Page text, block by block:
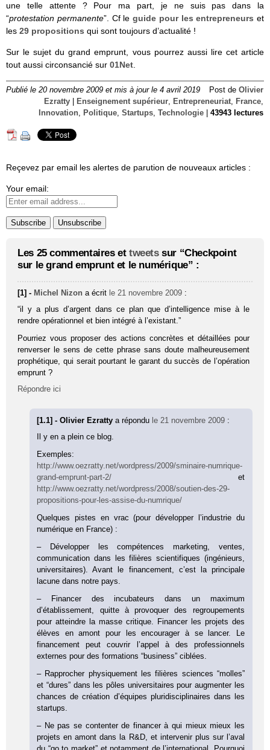
une telle attente ? Pour ma part, je ne suis pas dans la
“protestation permanente”. Cf le guide pour les entrepreneurs et
les 29 propositions qui sont toujours d’actualité !
Sur le sujet du grand emprunt, vous pourrez aussi lire cet article
tout aussi circonsancié sur 01Net.
Publié le 20 novembre 2009 et mis à jour le 4 avril 2019 Post de Olivier
Ezratty
Enseignement supérieur, Entrepreneuriat, France,
Innovation, Politique, Startups, Technologie 43943 lectures
Reçevez par email les alertes de parution de nouveaux articles :
Your email:
Les 25 commentaires et tweetssur “Checkpoint
sur le grand emprunt et le numérique” :
[1] - Michel Nizon a écrit le 21 novembre 2009 :
“il y a plus d’argent dans ce plan que d’intelligence mise à le
rendre opérationnel et bien intégré à l’existant.”
Pourriez vous proposer des actions concrètes et détaillées pour
renverser le sens de cette phrase sans doute malheureusement
prophétique, qui serait pourtant le garant du succès de l’opération
emprunt ?
Répondre ici
[1.1] - Olivier Ezrattya répondu le 21 novembre 2009 :
Il y en a plein ce blog.
Exemples:
http://www.oezratty.net/wordpress/2009/sminaire-numrique-
grand-emprunt-part-2/ et
http://www.oezratty.net/wordpress/2008/soutien-des-29-
propositions-pour-les-assise-du-numrique/
Quelques pistes en vrac (pour développer l’industrie du
numérique en France) :
– Développer les compétences marketing, ventes,
communication dans les filières scientifiques (ingénieurs,
universitaires). Avant le financement, c’est la principale
lacune dans notre pays.
– Financer des incubateurs dans un maximum
d’établissement, quitte à provoquer des regroupements
pour atteindre la masse critique. Financer les projets des
élèves en amont pour les encourager à se lancer. Le
financement peut couvrir l’appel à des professionnels
externes pour des formations “business” ciblées.
– Rapprocher physiquement les filières sciences “molles”
et “dures” dans les pôles universitaires pour augmenter les
chances de création d’équipes pluridisciplinaires dans les
startups.
– Ne pas se contenter de financer à qui mieux mieux les
projets en amont dans la R&D, et intervenir plus sur l’aval